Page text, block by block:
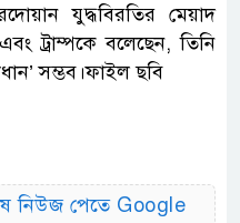
যুদ্ধবিরতির মেয়াদ
ট্রাম্পকে বলেছেন, তিনি
সম্ভব।ফাইল ছবি
নিউজ পেতে Google